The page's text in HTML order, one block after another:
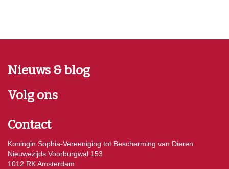
Nieuws & blog
Volg ons
Contact
Koningin Sophia-Vereeniging tot Bescherming van Dieren
Nieuwezijds Voorburgwal 153
1012 RK Amsterdam